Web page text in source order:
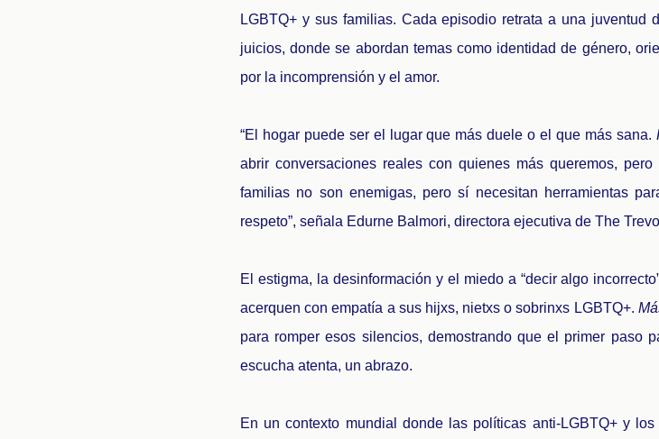
LGBTQ+ y sus familias. Cada episodio retrata a una
juicios, donde se abordan temas como identidad de género,
por la incomprensión y el amor.
“El hogar puede ser el lugar que más duele o el que más sana.
abrir conversaciones reales con quienes más queremos,
familias no son enemigas, pero sí necesitan herramientas
respeto”, señala Edurne Balmori, directora ejecutiva de The
El estigma, la desinformación y el miedo a “decir algo
acerquen con empatía a sus hijxs, nietxs o sobrinxs LGBTQ+.
para romper esos silencios, demostrando que el primer paso
escucha atenta, un abrazo.
En un contexto mundial donde las políticas anti-LGBTQ+ y